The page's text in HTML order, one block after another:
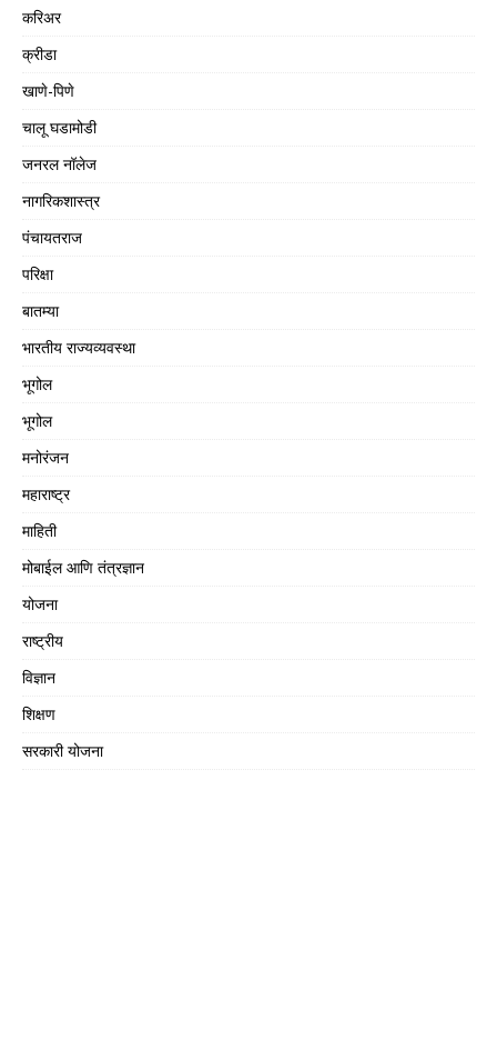
करिअर
क्रीडा
खाणे-पिणे
चालू घडामोडी
जनरल नॉलेज
नागरिकशास्त्र
पंचायतराज
परिक्षा
बातम्या
भारतीय राज्यव्यवस्था
भूगोल
भूगोल
मनोरंजन
महाराष्ट्र
माहिती
मोबाईल आणि तंत्रज्ञान
योजना
राष्ट्रीय
विज्ञान
शिक्षण
सरकारी योजना